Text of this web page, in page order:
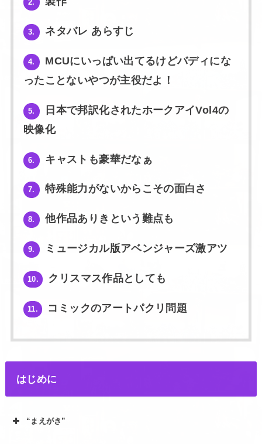
2.
3. ネタバレ あらすじ
4.
MCUにいっぱい出てるけどバディにな
ったことないやつが主役だよ！
5.
日本で邦訳化されたホークアイVol4の
映像化
6. キャストも豪華だなぁ
7. 特殊能力がないからこその面白さ
8. 他作品ありきという難点も
9. ミュージカル版アベンジャーズ激アツ
10. クリスマス作品としても
11. コミックのアートパクリ問題
はじめに
“まえがき”